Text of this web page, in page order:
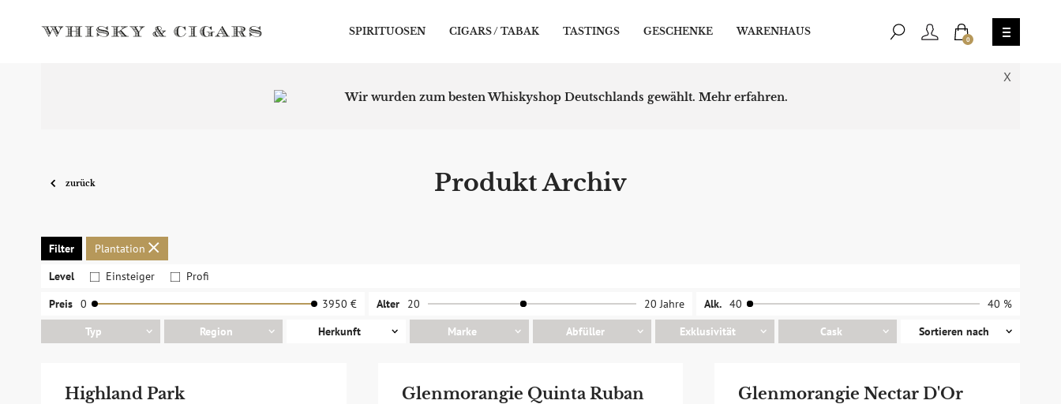
SPIRITUOSEN CIGARS / TABAK TASTINGS GESCHENKE WARENHAUS
0
X
Wir wurden zum besten Whiskyshop Deutschlands gewählt. Mehr erfahren.
zurück Produkt Archiv
Filter
Plantation
Level
Einsteiger
Profi
Preis 0 3950 € Alter 20 20 Jahre Alk. 40
40 %
Typ
Region Herkunft Marke Abfüller Exklusivität Cask Sortieren nach
Highland Park Glenmorangie Quinta Ruban Glenmorangie Nectar D'Or